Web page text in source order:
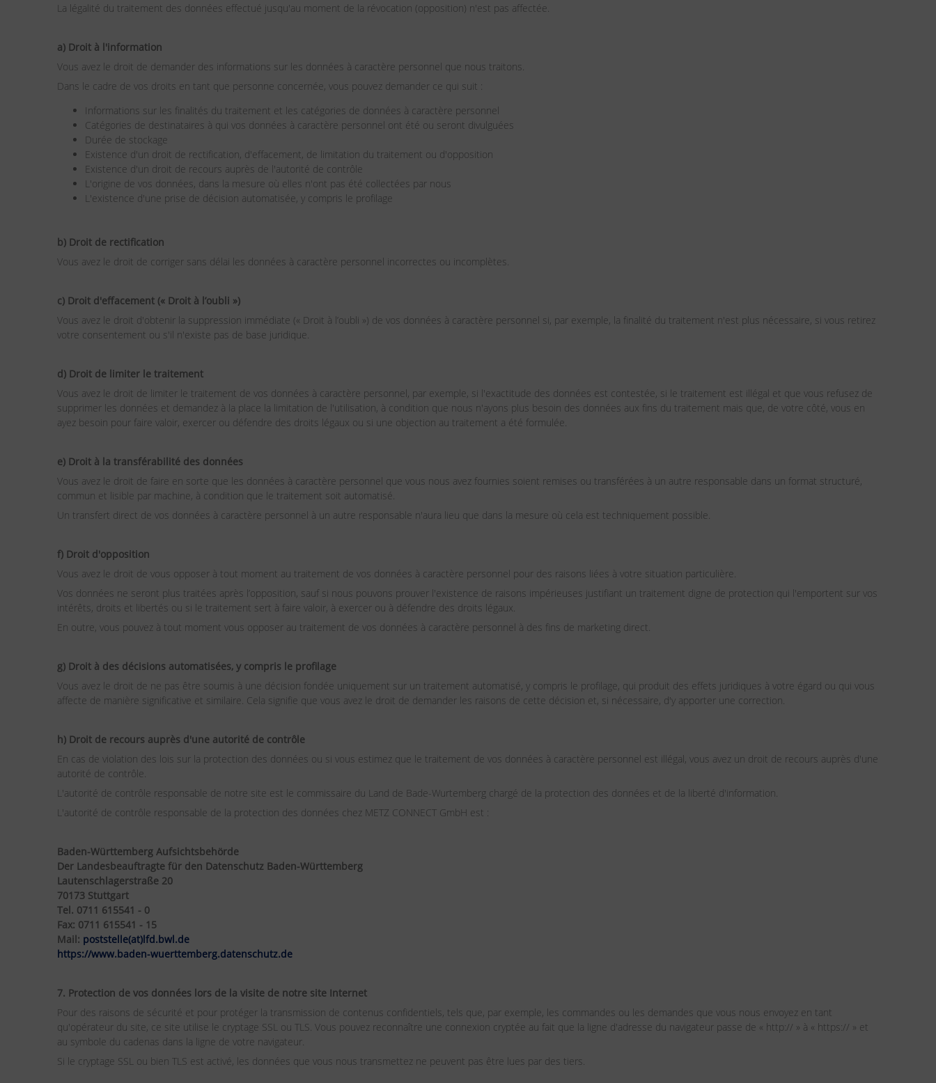
La légalité du traitement des données effectué jusqu'au moment de la révocation (opposition) n'est pas affectée.
a) Droit à l'information
Vous avez le droit de demander des informations sur les données à caractère personnel que nous traitons.
Dans le cadre de vos droits en tant que personne concernée, vous pouvez demander ce qui suit :
Informations sur les finalités du traitement et les catégories de données à caractère personnel
Catégories de destinataires à qui vos données à caractère personnel ont été ou seront divulguées
Durée de stockage
Existence d'un droit de rectification, d'effacement, de limitation du traitement ou d'opposition
Existence d'un droit de recours auprès de l'autorité de contrôle
L'origine de vos données, dans la mesure où elles n'ont pas été collectées par nous
L'existence d'une prise de décision automatisée, y compris le profilage
b) Droit de rectification
Vous avez le droit de corriger sans délai les données à caractère personnel incorrectes ou incomplètes.
c) Droit d'effacement (« Droit à l’oubli »)
Vous avez le droit d'obtenir la suppression immédiate (« Droit à l’oubli ») de vos données à caractère personnel si, par exemple, la finalité du traitement n'est plus nécessaire, si vous retirez
votre consentement ou s'il n'existe pas de base juridique.
d) Droit de limiter le traitement
Vous avez le droit de limiter le traitement de vos données à caractère personnel, par exemple, si l'exactitude des données est contestée, si le traitement est illégal et que vous refusez de
supprimer les données et demandez à la place la limitation de l'utilisation, à condition que nous n'ayons plus besoin des données aux fins du traitement mais que, de votre côté, vous en
ayez besoin pour faire valoir, exercer ou défendre des droits légaux ou si une objection au traitement a été formulée.
e) Droit à la transférabilité des données
Vous avez le droit de faire en sorte que les données à caractère personnel que vous nous avez fournies soient remises ou transférées à un autre responsable dans un format structuré,
commun et lisible par machine, à condition que le traitement soit automatisé.
Un transfert direct de vos données à caractère personnel à un autre responsable n'aura lieu que dans la mesure où cela est techniquement possible.
f) Droit d'opposition
Vous avez le droit de vous opposer à tout moment au traitement de vos données à caractère personnel pour des raisons liées à votre situation particulière.
Vos données ne seront plus traitées après l’opposition, sauf si nous pouvons prouver l'existence de raisons impérieuses justifiant un traitement digne de protection qui l'emportent sur vos
intérêts, droits et libertés ou si le traitement sert à faire valoir, à exercer ou à défendre des droits légaux.
En outre, vous pouvez à tout moment vous opposer au traitement de vos données à caractère personnel à des fins de marketing direct.
g) Droit à des décisions automatisées, y compris le profilage
Vous avez le droit de ne pas être soumis à une décision fondée uniquement sur un traitement automatisé, y compris le profilage, qui produit des effets juridiques à votre égard ou qui vous
affecte de manière significative et similaire. Cela signifie que vous avez le droit de demander les raisons de cette décision et, si nécessaire, d'y apporter une correction.
h) Droit de recours auprès d'une autorité de contrôle
En cas de violation des lois sur la protection des données ou si vous estimez que le traitement de vos données à caractère personnel est illégal, vous avez un droit de recours auprès d'une
autorité de contrôle.
L'autorité de contrôle responsable de notre site est le commissaire du Land de Bade-Wurtemberg chargé de la protection des données et de la liberté d'information.
L'autorité de contrôle responsable de la protection des données chez METZ CONNECT GmbH est :
Baden-Württemberg Aufsichtsbehörde
Der Landesbeauftragte für den Datenschutz Baden-Württemberg
Lautenschlagerstraße 20
70173 Stuttgart
Tel. 0711 615541 - 0
Fax: 0711 615541 - 15
Mail: poststelle(at)lfd.bwl.de
https://www.baden-wuerttemberg.datenschutz.de
7. Protection de vos données lors de la visite de notre site Internet
Pour des raisons de sécurité et pour protéger la transmission de contenus confidentiels, tels que, par exemple, les commandes ou les demandes que vous nous envoyez en tant
qu'opérateur du site, ce site utilise le cryptage SSL ou TLS. Vous pouvez reconnaître une connexion cryptée au fait que la ligne d'adresse du navigateur passe de « http:// » à « https:// » et
au symbole du cadenas dans la ligne de votre navigateur.
Si le cryptage SSL ou bien TLS est activé, les données que vous nous transmettez ne peuvent pas être lues par des tiers.